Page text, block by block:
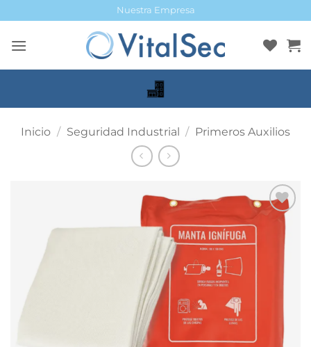
al
contenido
Nuestra Empresa
Inicio / Seguridad Industrial / Primeros Auxilios